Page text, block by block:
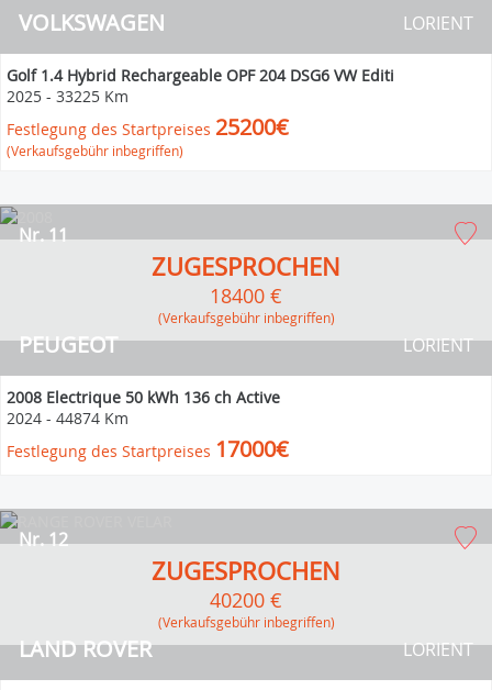
VOLKSWAGEN LORIENT
Golf 1.4 Hybrid Rechargeable OPF 204 DSG6 VW Editi
2025 - 33225 Km
Festlegung des Startpreises 25200€
(Verkaufsgebühr inbegriffen)
PEUGEOT
Nr. 11
LORIENT
ZUGESPROCHEN
18400 €
(Verkaufsgebühr inbegriffen)
2008 Electrique 50 kWh 136 ch Active
2024 - 44874 Km
Festlegung des Startpreises 17000€
LAND ROVER
Nr. 12
LORIENT
ZUGESPROCHEN
40200 €
(Verkaufsgebühr inbegriffen)